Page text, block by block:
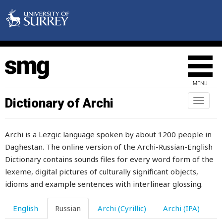
MENU
Toggle
Dictionary of Archi
Archi is a Lezgic language spoken by about 1200 people in
Daghestan. The online version of the Archi-Russian-English
Dictionary contains sounds files for every word form of the
lexeme, digital pictures of culturally significant objects,
idioms and example sentences with interlinear glossing.
English Russian Archi (Cyrillic) Archi (IPA)
ползти
полка
полметра
полнеть
полностью
полночь